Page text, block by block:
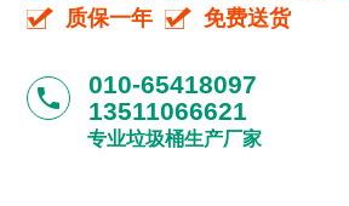
质保一年
免费送货
phone
010-65418097
13511066621
专业垃圾桶生产厂家